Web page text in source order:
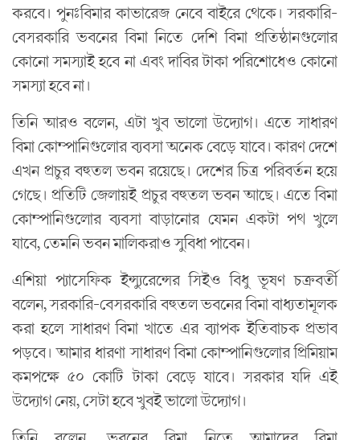
করবে। পুনঃবিমার কাভারেজ নেবে বাইরে থেকে। সরকারি-
বেসরকারি ভবনের বিমা নিতে দেশি বিমা প্রতিষ্ঠানগুলোর
কোনো সমস্যাই হবে না এবং দাবির টাকা পরিশোধেও কোনো
সমস্যা হবে না।
তিনি আরও বলেন, এটা খুব ভালো উদ্যোগ। এতে সাধারণ
বিমা কোম্পানিগুলোর ব্যবসা অনেক বেড়ে যাবে। কারণ দেশে
এখন প্রচুর বহুতল ভবন রয়েছে। দেশের চিত্র পরিবর্তন হয়ে
গেছে। প্রতিটি জেলায়ই প্রচুর বহুতল ভবন আছে। এতে বিমা
কোম্পানিগুলোর ব্যবসা বাড়ানোর যেমন একটা পথ খুলে
যাবে, তেমনি ভবন মালিকরাও সুবিধা পাবেন।
এশিয়া প্যাসেফিক ইন্স্যুরেন্সের সিইও বিধু ভূষণ চক্রবর্তী
বলেন, সরকারি-বেসরকারি বহুতল ভবনের বিমা বাধ্যতামূলক
করা হলে সাধারণ বিমা খাতে এর ব্যাপক ইতিবাচক প্রভাব
পড়বে। আমার ধারণা সাধারণ বিমা কোম্পানিগুলোর প্রিমিয়াম
কমপক্ষে ৫০ কোটি টাকা বেড়ে যাবে। সরকার যদি এই
উদ্যোগ নেয়, সেটা হবে খুবই ভালো উদ্যোগ।